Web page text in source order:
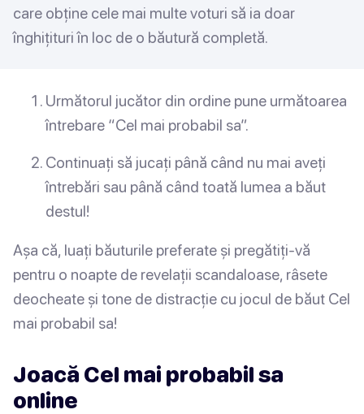
care obține cele mai multe voturi să ia doar
înghițituri în loc de o băutură completă.
Următorul jucător din ordine pune următoarea
întrebare “Cel mai probabil sa”.
Continuați să jucați până când nu mai aveți
întrebări sau până când toată lumea a băut
destul!
Așa că, luați băuturile preferate și pregătiți-vă
pentru o noapte de revelații scandaloase, râsete
deocheate și tone de distracție cu jocul de băut Cel
mai probabil sa!
Joacă Cel mai probabil sa
online